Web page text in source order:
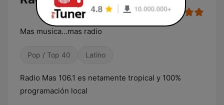
Mas musica...mas radio
Pop / Top 40 Latino
Radio Mas 106.1 es netamente tropical y 100%
programación local